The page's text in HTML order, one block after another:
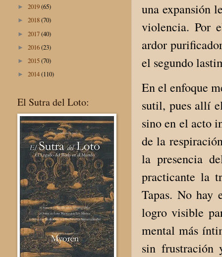
una expansión
violencia. Por
ardor
el segundo
En el enfoque
sutil, pues allí
sino en el acto
de la
la presencia
practicante la
Tapas. No hay
logro visible
mental más
sin frustración
► 2019(65)
► 2018(70)
► 2017(40)
► 2016(23)
► 2015(70)
► 2014(110)
El Sutra del Loto: